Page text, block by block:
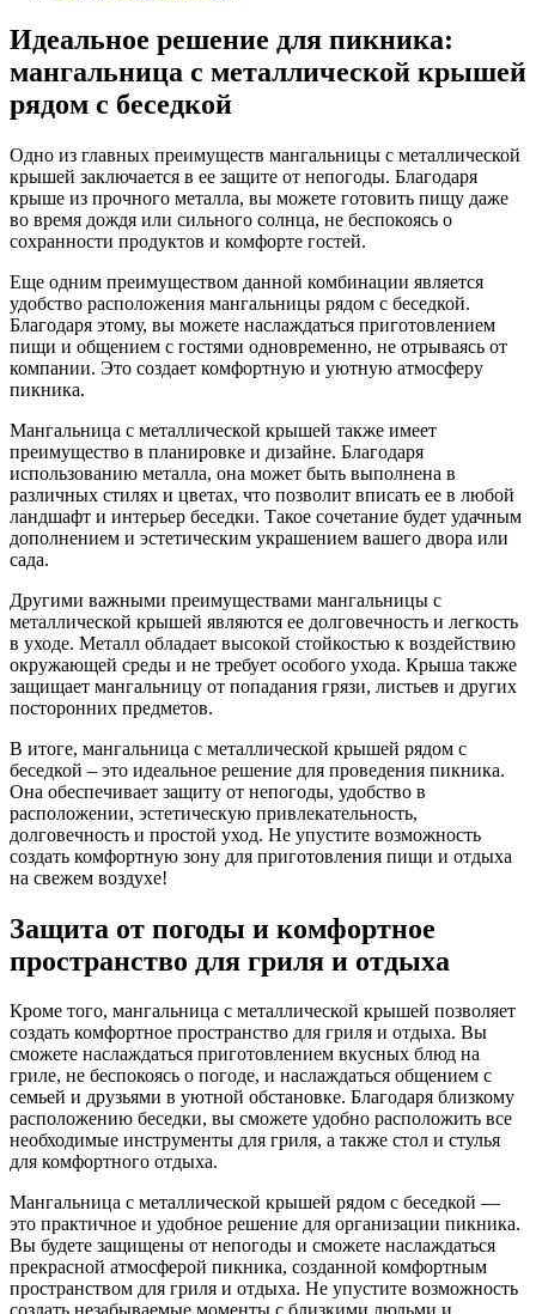
Идеальное решение для пикника:
мангальница с металлической крышей
рядом с беседкой
Одно из главных преимуществ мангальницы с металлической
крышей заключается в ее защите от непогоды. Благодаря
крыше из прочного металла, вы можете готовить пищу даже
во время дождя или сильного солнца, не беспокоясь о
сохранности продуктов и комфорте гостей.
Еще одним преимуществом данной комбинации является
удобство расположения мангальницы рядом с беседкой.
Благодаря этому, вы можете наслаждаться приготовлением
пищи и общением с гостями одновременно, не отрываясь от
компании. Это создает комфортную и уютную атмосферу
пикника.
Мангальница с металлической крышей также имеет
преимущество в планировке и дизайне. Благодаря
использованию металла, она может быть выполнена в
различных стилях и цветах, что позволит вписать ее в любой
ландшафт и интерьер беседки. Такое сочетание будет удачным
дополнением и эстетическим украшением вашего двора или
сада.
Другими важными преимуществами мангальницы с
металлической крышей являются ее долговечность и легкость
в уходе. Металл обладает высокой стойкостью к воздействию
окружающей среды и не требует особого ухода. Крыша также
защищает мангальницу от попадания грязи, листьев и других
посторонних предметов.
В итоге, мангальница с металлической крышей рядом с
беседкой – это идеальное решение для проведения пикника.
Она обеспечивает защиту от непогоды, удобство в
расположении, эстетическую привлекательность,
долговечность и простой уход. Не упустите возможность
создать комфортную зону для приготовления пищи и отдыха
на свежем воздухе!
Защита от погоды и комфортное
пространство для гриля и отдыха
Кроме того, мангальница с металлической крышей позволяет
создать комфортное пространство для гриля и отдыха. Вы
сможете наслаждаться приготовлением вкусных блюд на
гриле, не беспокоясь о погоде, и наслаждаться общением с
семьей и друзьями в уютной обстановке. Благодаря близкому
расположению беседки, вы сможете удобно расположить все
необходимые инструменты для гриля, а также стол и стулья
для комфортного отдыха.
Мангальница с металлической крышей рядом с беседкой —
это практичное и удобное решение для организации пикника.
Вы будете защищены от непогоды и сможете наслаждаться
прекрасной атмосферой пикника, созданной комфортным
пространством для гриля и отдыха. Не упустите возможность